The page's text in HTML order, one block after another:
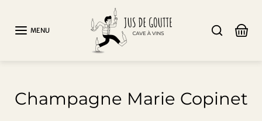
MENU
Champagne Marie Copinet